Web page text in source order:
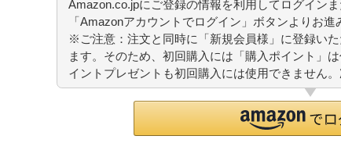
Amazon.co.jpにご登録の情報を利用してログイン
「Amazonアカウントでログイン」ボタンよりお進
※ご注意：注文と同時に「新規会員様」に登録い
ます。そのため、初回購入には「購入ポイント」
イントプレゼントも初回購入には使用できません